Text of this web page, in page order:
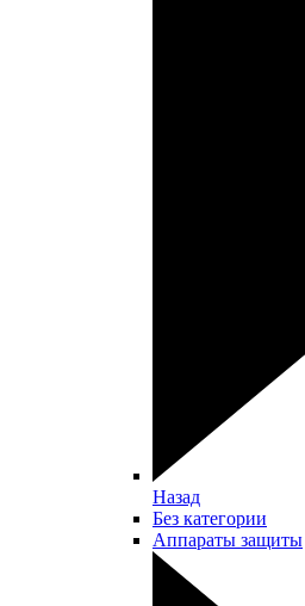
Назад
Без категории
Аппараты защиты